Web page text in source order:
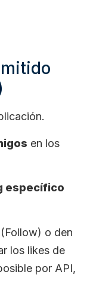
en los
específico
o den
los likes de
por API,